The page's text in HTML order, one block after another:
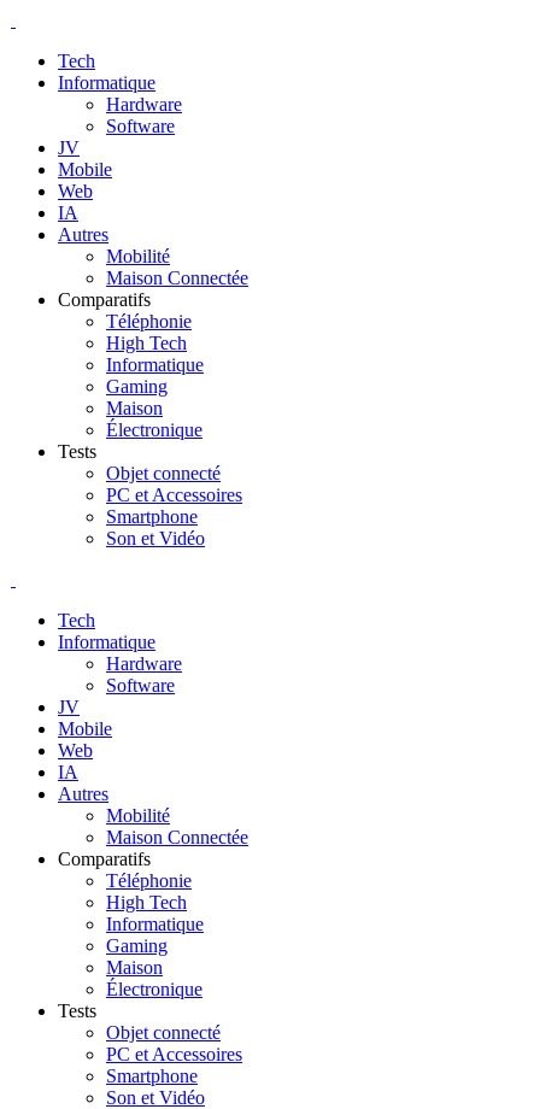
Tech
Informatique
Hardware
Software
JV
Mobile
Web
IA
Autres
Mobilité
Maison Connectée
Comparatifs
Téléphonie
High Tech
Informatique
Gaming
Maison
Électronique
Tests
Objet connecté
PC et Accessoires
Smartphone
Son et Vidéo
Tech
Informatique
Hardware
Software
JV
Mobile
Web
IA
Autres
Mobilité
Maison Connectée
Comparatifs
Téléphonie
High Tech
Informatique
Gaming
Maison
Électronique
Tests
Objet connecté
PC et Accessoires
Smartphone
Son et Vidéo